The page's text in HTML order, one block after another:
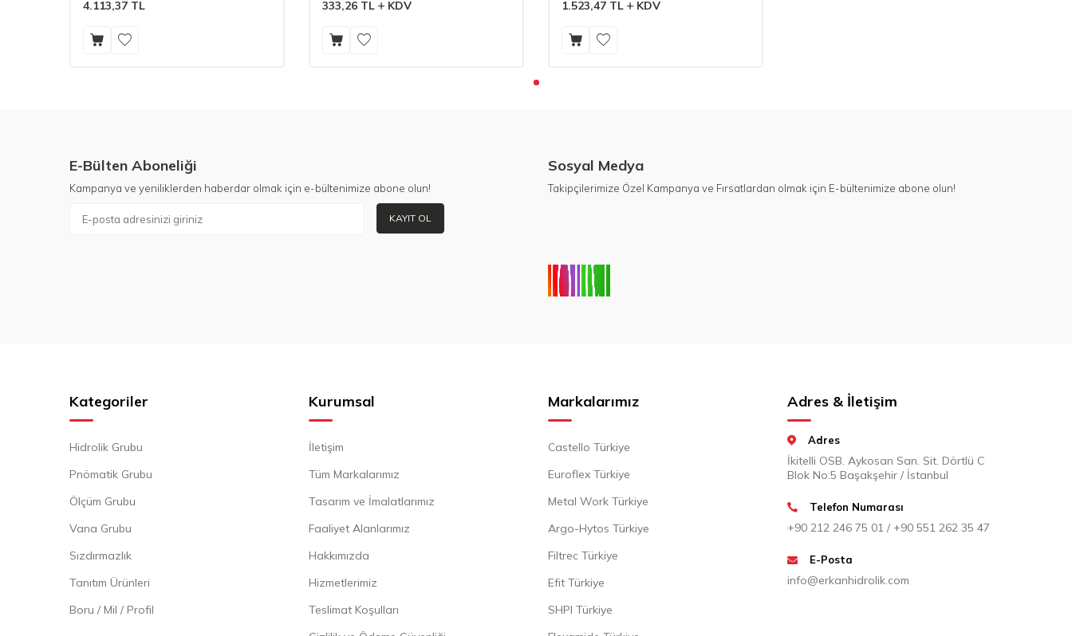
4.113,37 TL 333,26 TL KDV 1.523,47 TL KDV
E-Bülten Aboneliği
Kampanya ve yeniliklerden haberdar olmak için e-bültenimize abone olun!
KAYIT OL
Sosyal Medya
Takipçilerimize Özel Kampanya ve Fırsatlardan olmak için E-bültenimize abone olun!
Kategoriler
Hidrolik Grubu
Pnömatik Grubu
Ölçüm Grubu
Vana Grubu
Sızdırmazlık
Tanıtım Ürünleri
Boru / Mil / Profil
Kurumsal
İletişim
Tüm Markalarımız
Tasarım ve İmalatlarımız
Faaliyet Alanlarımız
Hakkımızda
Hizmetlerimiz
Teslimat Koşulları
Markalarımız
Castello Türkiye
Euroflex Türkiye
Metal Work Türkiye
Argo-Hytos Türkiye
Filtrec Türkiye
Efit Türkiye
SHPI Türkiye
Adres & İletişim
Adres
İkitelli OSB. Aykosan San. Sit. Dörtlü C
Blok No:5 Başakşehir / İstanbul
Telefon Numarası
+90 212 246 75 01 / +90 551 262 35 47
E-Posta
info@erkanhidrolik.com